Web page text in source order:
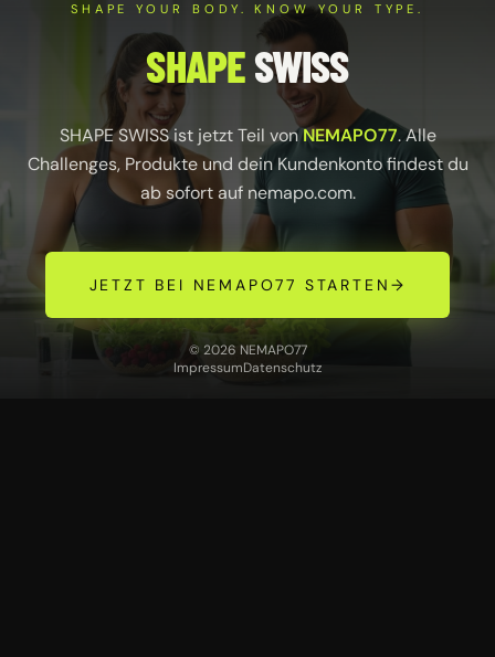
SHAPE YOUR BODY. KNOW YOUR TYPE.
SHAPESWISS
SHAPE SWISS ist jetzt Teil vonNEMAPO77. Alle
Challenges, Produkte und dein Kundenkonto findest du
ab sofort auf nemapo.com.
JETZT BEI NEMAPO77 STARTEN →
© 2026 NEMAPO77
ImpressumDatenschutz